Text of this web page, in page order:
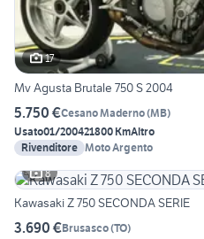
17
Mv Agusta Brutale 750 S 2004
5.750 €Cesano Maderno(MB)
Usato01/200421800 KmAltro
Rivenditore Moto Argento
8
Kawasaki Z 750 SECONDA SERIE
3.690 €Brusasco(TO)